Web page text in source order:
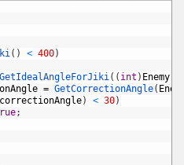
( ) < 400)
GetIdealAngleForJiki( ( int ) Enemy
= GetCorrectionAngle(
correctionAngle) < 30)
;